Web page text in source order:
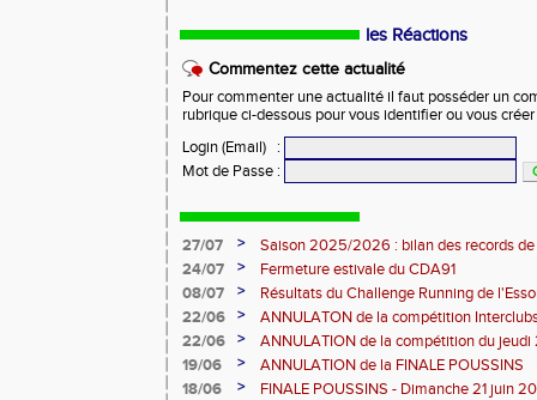
les Réactions
Commentez cette actualité
Pour commenter une actualité il faut posséder un
rubrique ci-dessous pour vous identifier ou vous
Login (Email)
:
Mot de Passe :
27/07 >
Saison 2025/2026 : bilan des records de
24/07
>
Fermeture estivale du CDA91
08/07
>
Résultats du Challenge Running de
12 07 2026)
22/06 >
ANNULATON de la compétition
juin
22/06 >
ANNULATION de la compétition du jeudi
19/06
>
ANNULATION de la FINALE POUSSINS
18/06
>
FINALE POUSSINS - Dimanche 21 juin